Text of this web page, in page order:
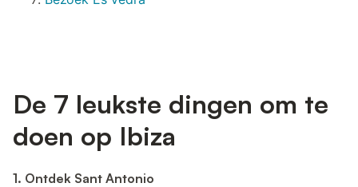
De 7 leukste dingen om te
doen op Ibiza
1. Ontdek Sant Antonio